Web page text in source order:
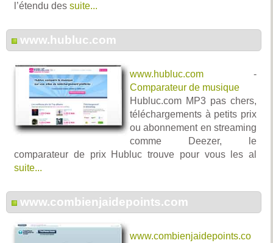
l’étendu des suite...
www.hubluc.com
www.hubluc.com -
Comparateur de musique
Hubluc.com MP3 pas chers,
téléchargements à petits prix
ou abonnement en streaming
comme Deezer, le
comparateur de prix Hubluc trouve pour vous les al
suite...
www.combienjaidepoints.com
www.combienjaidepoints.co